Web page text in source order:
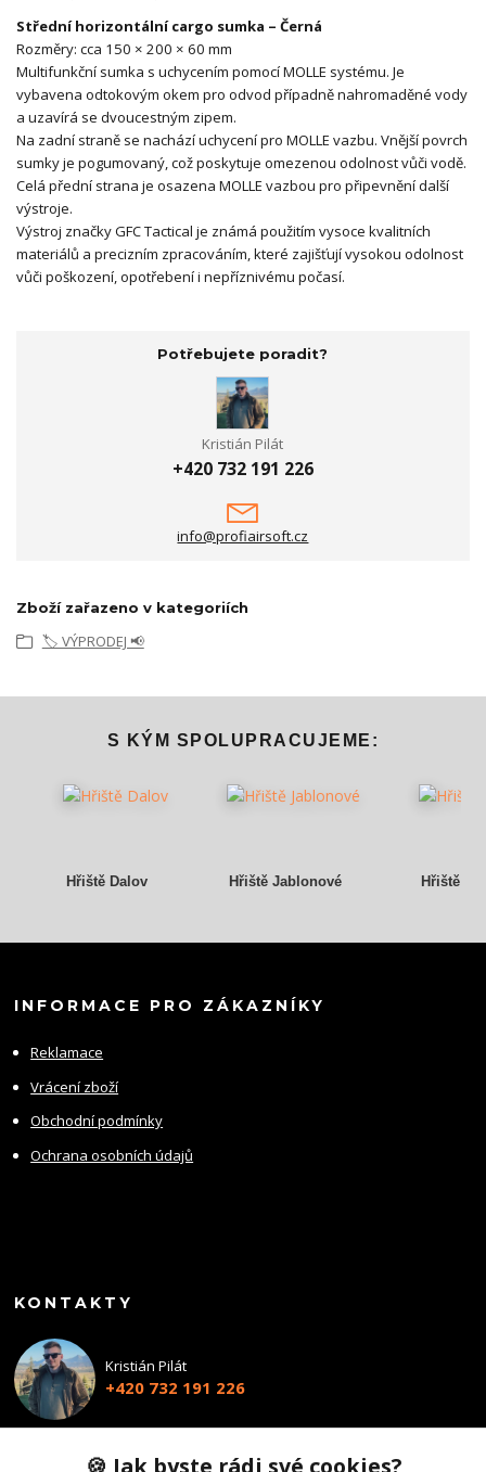
Střední horizontální cargo sumka – Černá
Rozměry: cca 150 × 200 × 60 mm
Multifunkční sumka s uchycením pomocí MOLLE systému. Je
vybavena odtokovým okem pro odvod případně nahromaděné vody
a uzavírá se dvoucestným zipem.
Na zadní straně se nachází uchycení pro MOLLE vazbu. Vnější povrch
sumky je pogumovaný, což poskytuje omezenou odolnost vůči vodě.
Celá přední strana je osazena MOLLE vazbou pro připevnění další
výstroje.
Výstroj značky GFC Tactical je známá použitím vysoce kvalitních
materiálů a precizním zpracováním, které zajišťují vysokou odolnost
vůči poškození, opotřebení i nepříznivému počasí.
Potřebujete poradit?
Kristián Pilát
+420 732 191 226
info@profiairsoft.cz
Zboží zařazeno v kategoriích
🏷️ VÝPRODEJ 📢
S KÝM SPOLUPRACUJEME:
Hřiště Dalov Hřiště Jablonové Hřiště
INFORMACE PRO ZÁKAZNÍKY
Reklamace
Vrácení zboží
Obchodní podmínky
Ochrana osobních údajů
KONTAKTY
Kristián Pilát
+420 732 191 226
info@profiairsoft.cz
🍪 Jak byste rádi své cookies?